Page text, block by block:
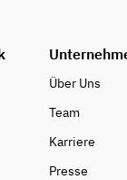
Über Uns
Team
Karriere
Presse